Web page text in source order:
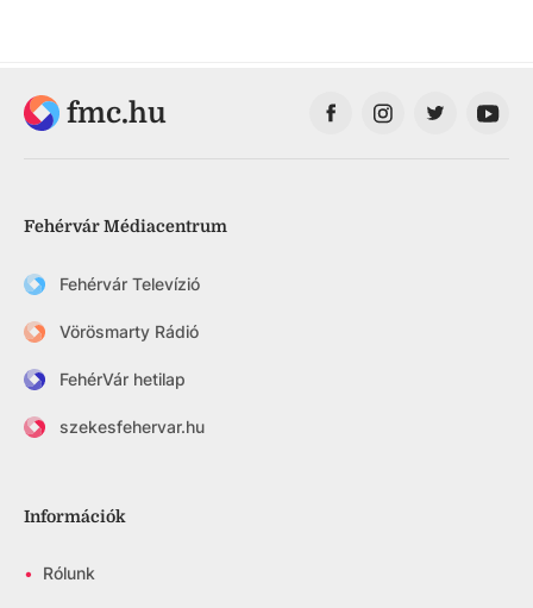
fmc.hu
Fehérvár Médiacentrum
Fehérvár Televízió
Vörösmarty Rádió
FehérVár hetilap
szekesfehervar.hu
Információk
• Rólunk